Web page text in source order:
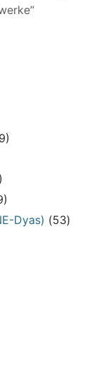
Dyas) (53)